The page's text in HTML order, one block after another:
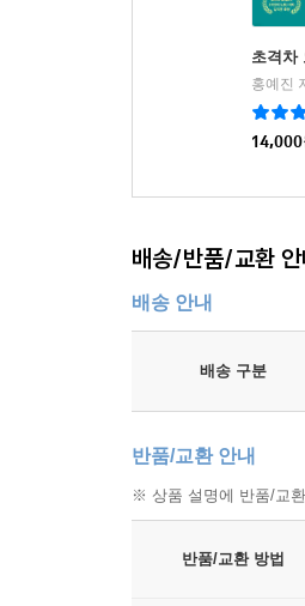
초격차
홍예진
14,000
배송/반품/교환 안
배송 안내
배송 구분
반품/교환 안내
※ 상품 설명에 반품/교
반품/교환 방법